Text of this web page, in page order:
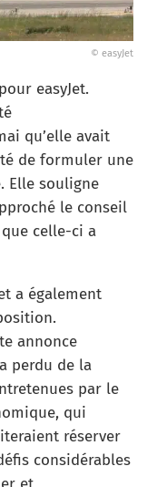
© easyJet
easyJet.
qu’elle avait
de formuler une
Elle souligne
le conseil
celle-ci a
a également
annonce
perdu de la
par le
qui
réserver
considérables